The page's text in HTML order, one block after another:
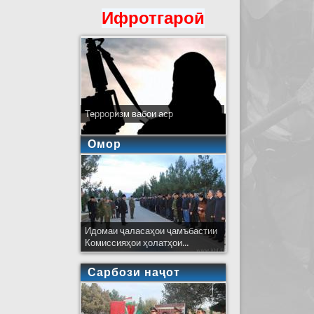
Ифротгароӣ
Терроризм вабои аср
Омор
Идомаи ҷаласаҳои ҷамъбастии
Комиссияҳои ҳолатҳои...
Сарбози наҷот